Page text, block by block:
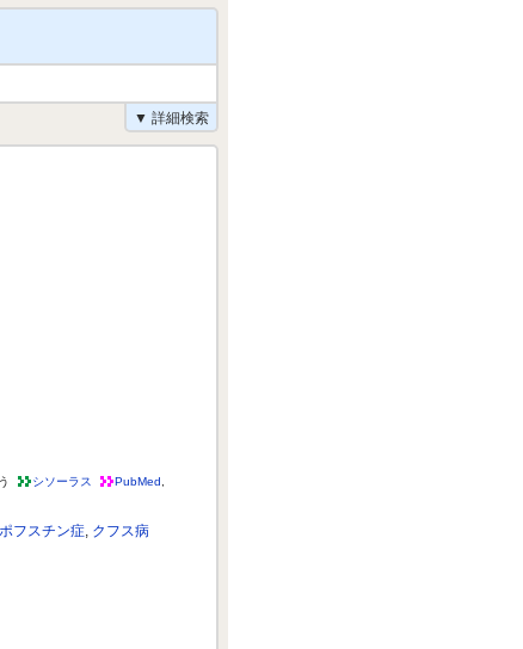
▼ 詳細検索
シソーラス PubMed
フスチン症, クフス病